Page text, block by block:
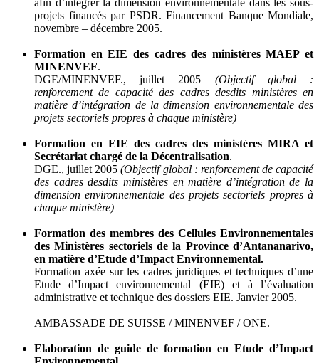
projets financés par PSDR. Financement Banque Mondiale,
novembre – décembre 2005.
Formation en EIE des cadres des ministères MAEP et
MINENVEF.
DGE/MINENVEF., juillet 2005 (Objectif global :
renforcement de capacité des cadres desdits ministères en
matière d’intégration de la dimension environnementale des
projets sectoriels propres à chaque ministère)
Formation en EIE des cadres des ministères MIRA et
Secrétariat chargé de la Décentralisation.
DGE., juillet 2005(Objectif global : renforcement de capacité
des cadres desdits ministères en matière d’intégration de la
dimension environnementale des projets sectoriels propres à
chaque ministère)
Formation des membres des Cellules Environnementales
des Ministères sectoriels de la Province d’Antananarivo,
en matière d’Etude d’Impact Environnemental.
Formation axée sur les cadres juridiques et techniques d’une
Etude d’Impact environnemental (EIE) et à l’évaluation
administrative et technique des dossiers EIE. Janvier 2005.
AMBASSADE DE SUISSE / MINENVEF / ONE.
Elaboration de guide de formation en Etude d’Impact